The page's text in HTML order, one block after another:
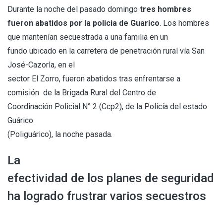
Durante la noche del pasado domingo tres hombres
fueron abatidos por la policia de Guarico. Los hombres
que mantenían secuestrada a una familia en un
fundo ubicado en la carretera de penetración rural vía San
José-Cazorla, en el
sector El Zorro, fueron abatidos tras enfrentarse a
comisión de la Brigada Rural del Centro de
Coordinación Policial N° 2 (Ccp2), de la Policía del estado
Guárico
(Poliguárico), la noche pasada.
La
efectividad de los planes de seguridad
ha logrado frustrar varios secuestros